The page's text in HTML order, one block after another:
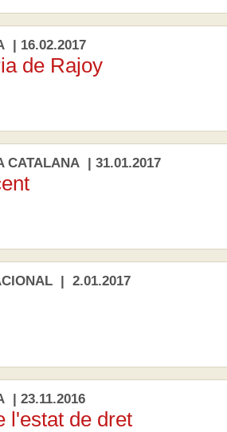
| 16.02.2017
de Rajoy
CATALANA | 31.01.2017
| 2.01.2017
| 23.11.2016
l'estat de dret